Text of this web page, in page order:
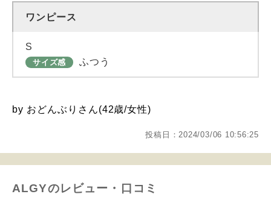
ワンピース
S
サイズ感 ふつう
by おどんぶりさん(42歳/女性)
投稿日：2024/03/06 10:56:25
ALGYのレビュー・口コミ